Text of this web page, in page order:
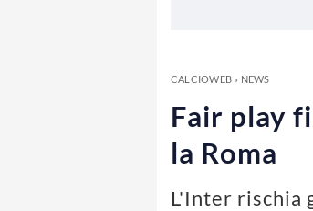
CALCIOWEB» NEWS
Fair play
la Roma
L'Inter rischia